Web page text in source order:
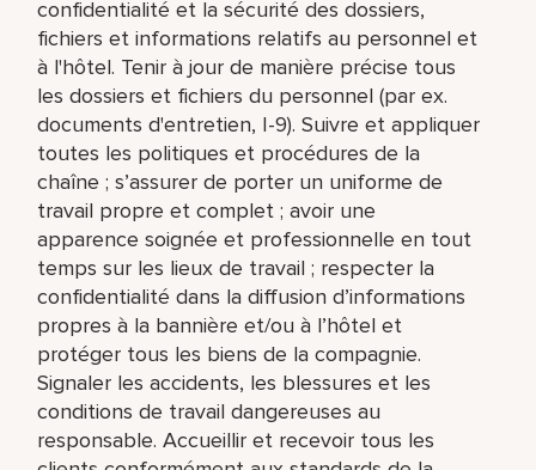
confidentialité et la sécurité des dossiers,
fichiers et informations relatifs au personnel et
à l'hôtel. Tenir à jour de manière précise tous
les dossiers et fichiers du personnel (par ex.
documents d'entretien, I-9). Suivre et appliquer
toutes les politiques et procédures de la
chaîne ; s’assurer de porter un uniforme de
travail propre et complet ; avoir une
apparence soignée et professionnelle en tout
temps sur les lieux de travail ; respecter la
confidentialité dans la diffusion d’informations
propres à la bannière et/ou à l’hôtel et
protéger tous les biens de la compagnie.
Signaler les accidents, les blessures et les
conditions de travail dangereuses au
responsable. Accueillir et recevoir tous les